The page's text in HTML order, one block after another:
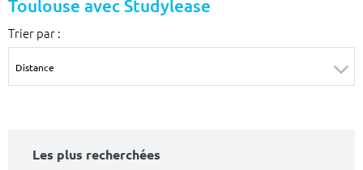
€
m² m²
Toulouse avec Studylease
Trier par :
Les plus recherchées